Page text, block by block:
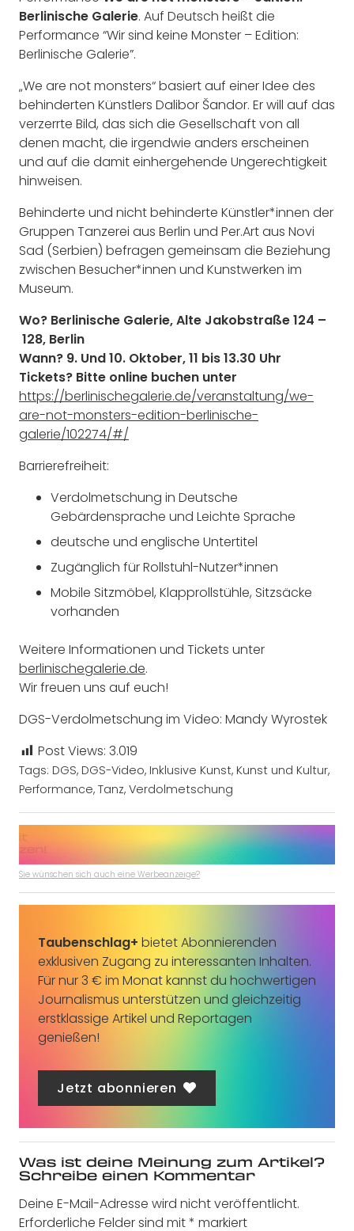
Berlinische Galerie. Auf Deutsch heißt die
Performance “Wir sind keine Monster – Edition:
Berlinische Galerie”.
„We are not monsters“ basiert auf einer Idee des
behinderten Künstlers Dalibor Šandor. Er will auf das
verzerrte Bild, das sich die Gesellschaft von all
denen macht, die irgendwie anders erscheinen
und auf die damit einhergehende Ungerechtigkeit
hinweisen.
Behinderte und nicht behinderte Künstler*innen der
Gruppen Tanzerei aus Berlin und Per.Art aus Novi
Sad (Serbien) befragen gemeinsam die Beziehung
zwischen Besucher*innen und Kunstwerken im
Museum.
Wo? Berlinische Galerie, Alte Jakobstraße 124 –
128, Berlin
Wann? 9. Und 10. Oktober, 11 bis 13.30 Uhr
Tickets? Bitte online buchen unter
https://berlinischegalerie.de/veranstaltung/we-
are-not-monsters-edition-berlinische-
galerie/102274/#/
Barrierefreiheit:
Verdolmetschung in Deutsche
Gebärdensprache und Leichte Sprache
deutsche und englische Untertitel
Zugänglich für Rollstuhl-Nutzer*innen
Mobile Sitzmöbel, Klapprollstühle, Sitzsäcke
vorhanden
Weitere Informationen und Tickets unter
berlinischegalerie.de.
Wir freuen uns auf euch!
DGS-Verdolmetschung im Video: Mandy Wyrostek
Post Views: 3.019
Tags: DGS, DGS-Video, Inklusive Kunst, Kunst und Kultur,
Performance, Tanz, Verdolmetschung
Sie wünschen sich auch eine Werbeanzeige?
Taubenschlag+ bietet Abonnierenden
exklusiven Zugang zu interessanten Inhalten.
Für nur 3 € im Monat kannst du hochwertigen
Journalismus unterstützen und gleichzeitig
erstklassige Artikel und Reportagen
genießen!
Jetzt abonnieren
Was ist deine Meinung zum Artikel?
Schreibe einen Kommentar
Deine E-Mail-Adresse wird nicht veröffentlicht.
Erforderliche Felder sind mit* markiert